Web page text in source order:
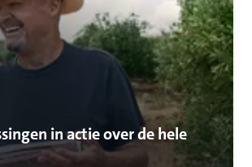
in actie over de hele